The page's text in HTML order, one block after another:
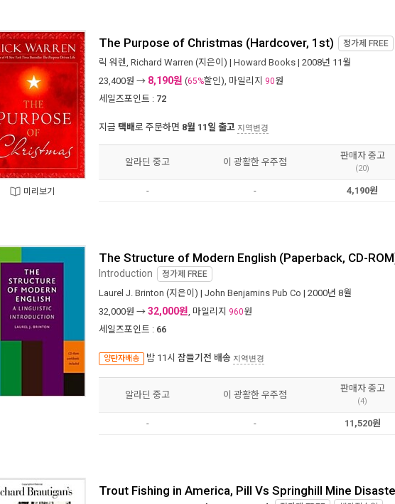
미리보기
The Purpose of Christmas (Hardcover, 1st) 정가제 FREE
릭 워렌, Richard Warren (지은이) | Howard Books | 2008년 11월
23,400원 → 8,190원 (65%할인), 마일리지 90원
세일즈포인트 : 72
지금 택배로 주문하면 8월 11일 출고 지역변경
알라딘 중고 이 광활한 우주점
판매자 중고
(20)
- - 4,190원
The Structure of Modern English (Paperback, CD-
Introduction 정가제 FREE
Laurel J. Brinton (지은이) | John Benjamins Pub Co | 2000년 8월
32,000원 → 32,000원, 마일리지 960원
세일즈포인트 : 66
양탄자배송 밤 11시 잠들기전 배송 지역변경
알라딘 중고 이 광활한 우주점
판매자 중고
(4)
- - 11,520원
Trout Fishing in America, Pill Vs Springhill Mine